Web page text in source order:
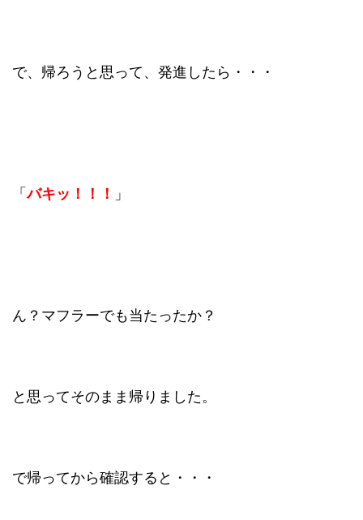
で、帰ろうと思って、発進したら・・・
「バキッ！！！ 」
ん？マフラーでも当たったか？
と思ってそのまま帰りました。
で帰ってから確認すると・・・